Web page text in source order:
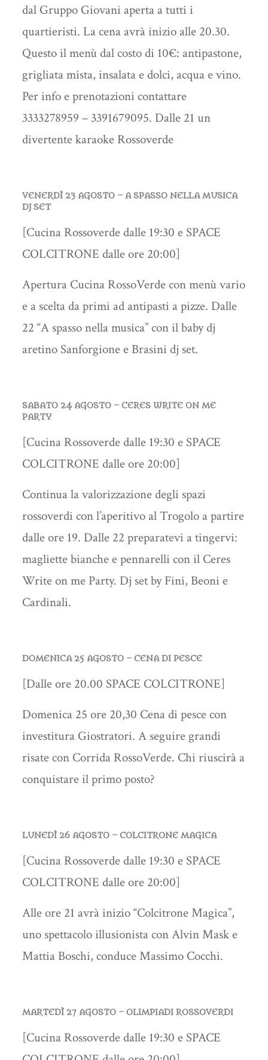
dal Gruppo Giovani aperta a tutti i
quartieristi. La cena avrà inizio alle 20.30.
Questo il menù dal costo di 10€: antipastone,
grigliata mista, insalata e dolci, acqua e vino.
Per info e prenotazioni contattare
3333278959 – 3391679095. Dalle 21 un
divertente karaoke Rossoverde
VENERDÌ 23 AGOSTO – A SPASSO NELLA MUSICA
DJ SET
[Cucina Rossoverde dalle 19:30 e SPACE
COLCITRONE dalle ore 20:00]
Apertura Cucina RossoVerde con menù vario
e a scelta da primi ad antipasti a pizze. Dalle
22 “A spasso nella musica” con il baby dj
aretino Sanforgione e Brasini dj set.
SABATO 24 AGOSTO – CERES WRITE ON ME
PARTY
[Cucina Rossoverde dalle 19:30 e SPACE
COLCITRONE dalle ore 20:00]
Continua la valorizzazione degli spazi
rossoverdi con l’aperitivo al Trogolo a partire
dalle ore 19. Dalle 22 preparatevi a tingervi:
magliette bianche e pennarelli con il Ceres
Write on me Party. Dj set by Fini, Beoni e
Cardinali.
DOMENICA 25 AGOSTO – CENA DI PESCE
[Dalle ore 20.00 SPACE COLCITRONE]
Domenica 25 ore 20,30 Cena di pesce con
investitura Giostratori. A seguire grandi
risate con Corrida RossoVerde. Chi riuscirà a
conquistare il primo posto?
LUNEDÌ 26 AGOSTO – COLCITRONE MAGICA
[Cucina Rossoverde dalle 19:30 e SPACE
COLCITRONE dalle ore 20:00]
Alle ore 21 avrà inizio “Colcitrone Magica”,
uno spettacolo illusionista con Alvin Mask e
Mattia Boschi, conduce Massimo Cocchi.
MARTEDÌ 27 AGOSTO – OLIMPIADI ROSSOVERDI
[Cucina Rossoverde dalle 19:30 e SPACE